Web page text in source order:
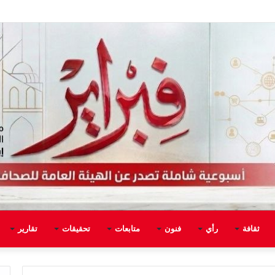
ثقافة رأي فنون متابعات تحقيقات تقارير